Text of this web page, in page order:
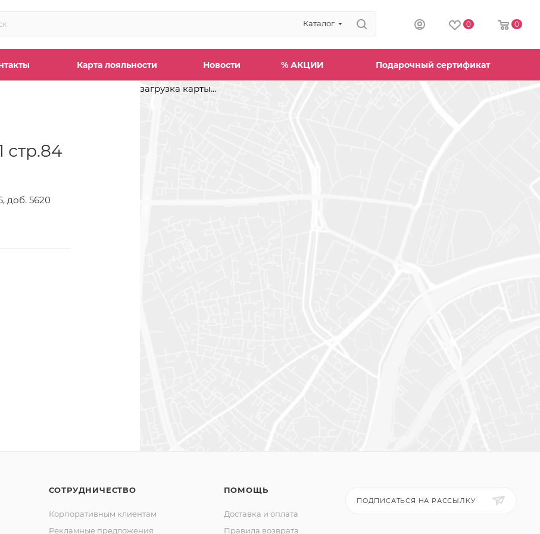
Каталог 0 0
Карта лояльности Новости % АКЦИИ Подарочный сертификат
стр.84
доб. 5620
загрузка карты...
СОТРУДНИЧЕСТВО
Корпоративным клиентам
Рекламные предложения
ПОМОЩЬ
Доставка и оплата
Правила возврата
ПОДПИСАТЬСЯ НА РАССЫЛКУ